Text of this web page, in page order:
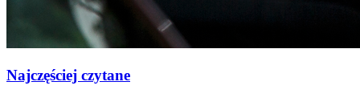
Najczęściej czytane